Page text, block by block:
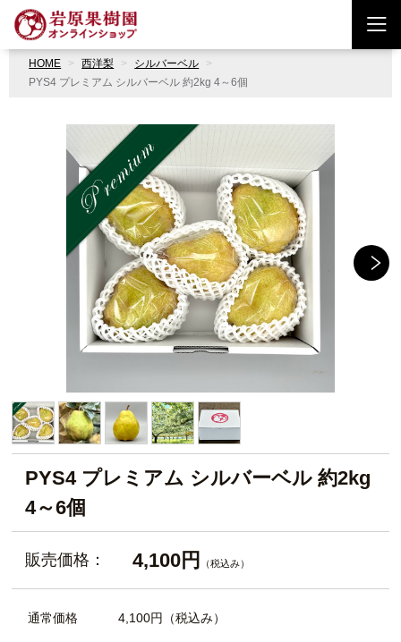
HOME 西洋梨
シルバーベル
PYS4 プレミアム シルバーベル 約2kg 4～6個
PYS4 プレミアム シルバーベル 約2kg
4～6個
販売価格： 4,100円 （税込み）
通常価格 4,100円 （税込み）